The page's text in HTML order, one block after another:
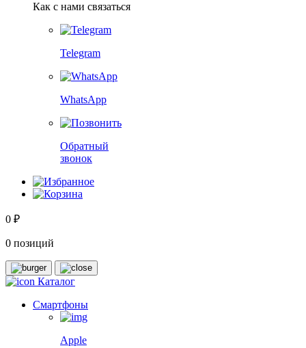
Как с нами связаться
Telegram
WhatsApp
Обратный
звонок
0 ₽
0 позиций
Каталог
Смартфоны
Apple